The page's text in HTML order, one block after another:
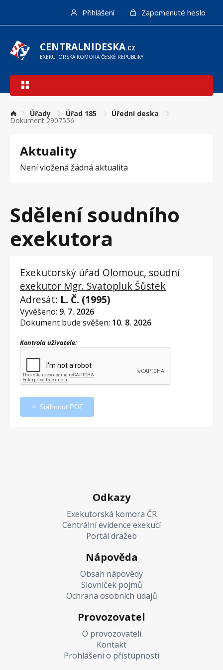
hlavnímu
obsahu
Přihlášení Zapomenuté heslo
CENTRALNIDESKA.CZ
EXEKUTORSKÁ KOMORA ČESKÉ REPUBLIKY
Hlavní
navigace
Úřady Úřad 185 Úřední deska
Dokument 2907556
Aktuality
Není vložená žádná aktualita
Sdělení soudního
exekutora
Exekutorský úřad Olomouc, soudní
exekutor Mgr. Svatopluk Šůstek
Adresát: L. Č. (1995)
Vyvěšeno: 9. 7. 2026
Dokument bude svěšen: 10. 8. 2026
Kontrola uživatele:
Stáhnout PDF
Odkazy
Exekutorská komora ČR
Centrální evidence exekucí
Portál dražeb
Nápověda
Obsah nápovědy
Slovníček pojmů
Ochrana osobních údajů
Provozovatel
O provozovateli
Kontakt
Prohlášení o přístupnosti